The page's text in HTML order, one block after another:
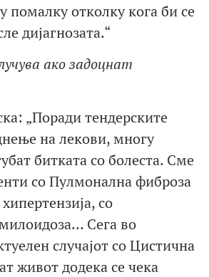
помалку отколку кога би се
дијагнозата.“
ако задоцнат
„Поради тендерските
на лекови, многу
битката со болеста. Сме
со Пулмонална фиброза
со
Сега во
случајот со Цистична
живот додека се чека